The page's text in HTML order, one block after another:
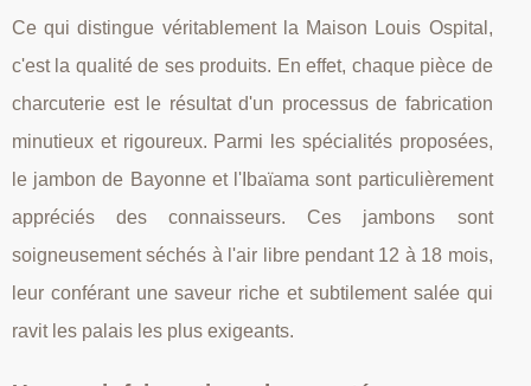
Ce qui distingue véritablement la Maison Louis Ospital,
c'est la qualité de ses produits. En effet, chaque pièce de
charcuterie est le résultat d'un processus de fabrication
minutieux et rigoureux. Parmi les spécialités proposées,
le jambon de Bayonne et l'Ibaïama sont particulièrement
appréciés des connaisseurs. Ces jambons sont
soigneusement séchés à l'air libre pendant 12 à 18 mois,
leur conférant une saveur riche et subtilement salée qui
ravit les palais les plus exigeants.